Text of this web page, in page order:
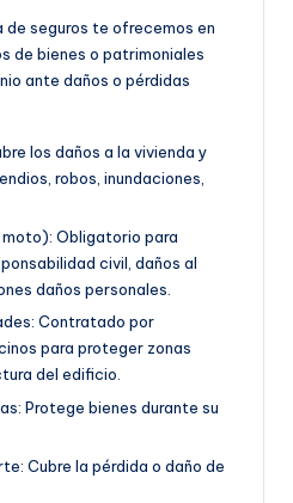
de seguros te ofrecemos en
de bienes o patrimoniales
ante daños o pérdidas
los daños a la vivienda y
robos, inundaciones,
Obligatorio para
civil, daños al
daños personales.
Contratado por
para proteger zonas
del edificio.
Protege bienes durante su
Cubre la pérdida o daño de